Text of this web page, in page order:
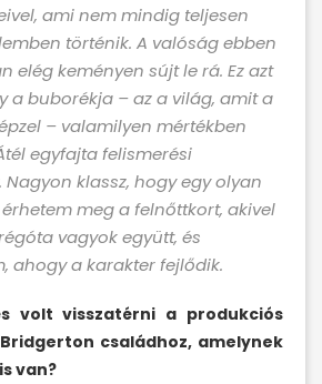
ami nem mindig teljesen
történik. A valóság ebben
elég keményen sújt le rá. Ez azt
a buborékja – az a világ, amit a
– valamilyen mértékben
egyfajta felismerési
klassz, hogy egy olyan
meg a felnőttkort, akivel
vagyok együtt, és
ahogy a karakter fejlődik.
volt visszatérni a produkciós
családhoz, amelynek
van?